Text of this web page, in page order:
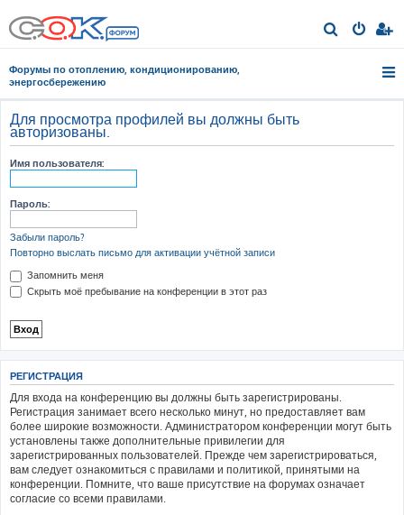
о
Форумы по отоплению, кондиционированию,
энергосбережению
Для просмотра профилей вы должны быть
авторизованы.
Имя пользователя:
Пароль:
Забыли пароль?
Повторно выслать письмо для активации учётной записи
Запомнить меня
Скрыть моё пребывание на конференции в этот раз
РЕГИСТРАЦИЯ
Для входа на конференцию вы должны быть зарегистрированы.
Регистрация занимает всего несколько минут, но предоставляет вам
более широкие возможности. Администратором конференции могут быть
установлены также дополнительные привилегии для
зарегистрированных пользователей. Прежде чем зарегистрироваться,
вам следует ознакомиться с правилами и политикой, принятыми на
конференции. Помните, что ваше присутствие на форумах означает
согласие со всеми правилами.